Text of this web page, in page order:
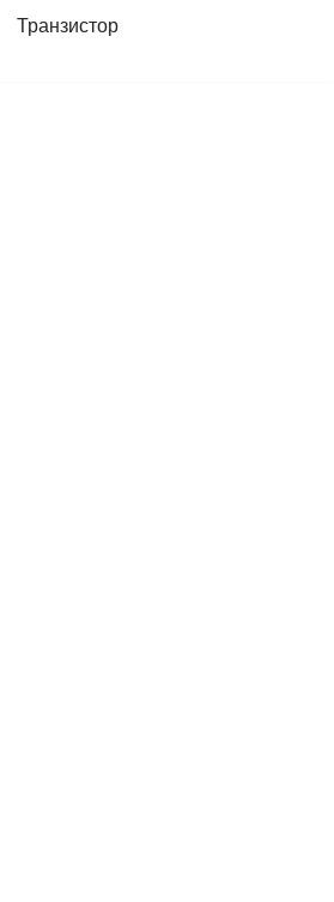
Транзистор